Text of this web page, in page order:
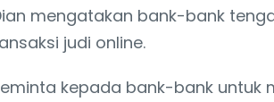
mengatakan bank-bank
judi online.
kepada bank-bank untuk